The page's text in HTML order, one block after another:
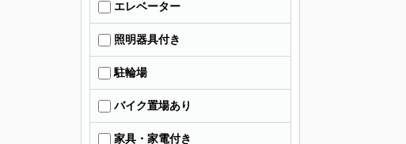
エレベーター
照明器具付き
駐輪場
バイク置場あり
家具・家電付き